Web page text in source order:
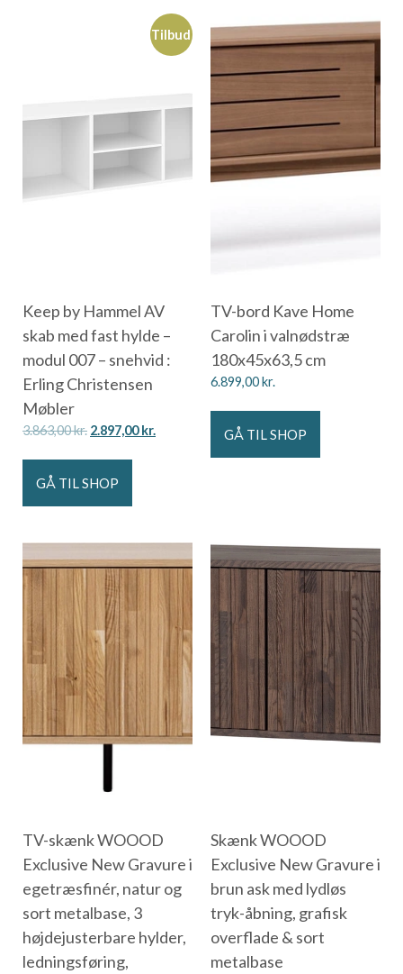
Tilbud
Keep by Hammel AV
skab med fast hylde –
modul 007 – snehvid :
Erling Christensen
Møbler
3.863,00kr. 2.897,00kr.
GÅ TIL SHOP
TV-bord Kave Home
Carolin i valnødstræ
180x45x63,5 cm
6.899,00kr.
GÅ TIL SHOP
TV-skænk WOOOD
Exclusive New Gravure i
egetræsfinér, natur og
sort metalbase, 3
højdejusterbare hylder,
ledningsføring,
Skænk WOOOD
Exclusive New Gravure i
brun ask med lydløs
tryk-åbning, grafisk
overflade & sort
metalbase